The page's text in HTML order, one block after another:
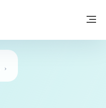
TRADE - HOMEPAGE DO